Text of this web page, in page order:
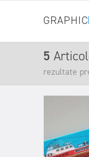
GRAPHIC
5
rezultate